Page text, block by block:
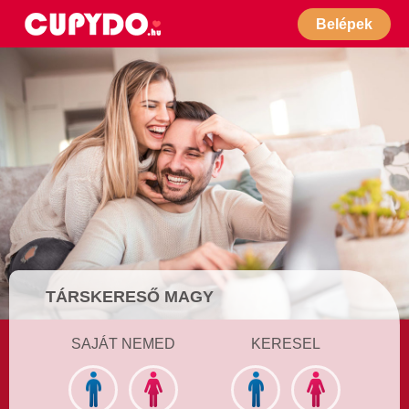
Belépek
TÁRSKERESŐ MAGY
SAJÁT NEMED KERESEL